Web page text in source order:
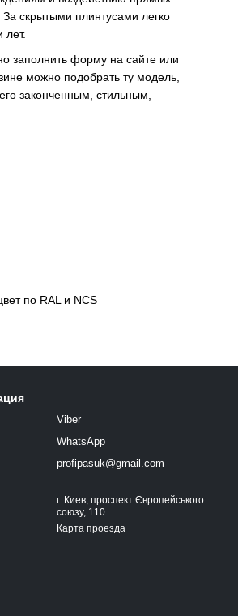
скрытыми плинтусами легко
лет.
заполнить форму на сайте или
можно подобрать ту модель,
законченным, стильным,
по RAL и NCS
Viber
WhatsApp
profipasuk@gmail.com
г. Киев, проспект Європейського
союзу, 110
Карта проезда